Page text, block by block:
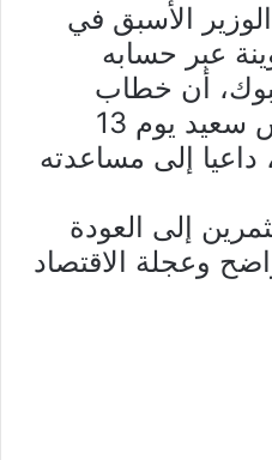
الأسبق في
عبر حسابه
أن خطاب
رئيس الجمهورية قيس سعيد يوم 13
إلى مساعدته
إلى العودة
وعجلة الاقتصاد